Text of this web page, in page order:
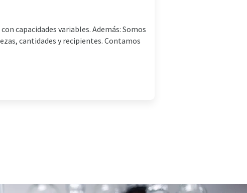
capacidades variables. Además: Somos
cantidades y recipientes. Contamos